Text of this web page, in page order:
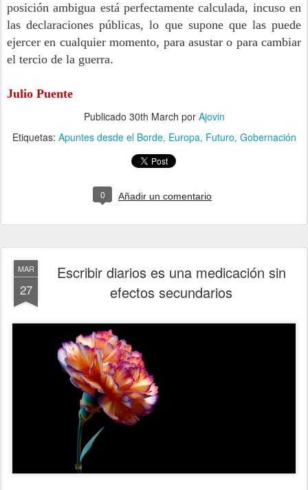
posición ambigua está perfectamente calculada, incuso en
las declaraciones públicas, lo que supone que las puede
ejercer en cualquier momento, para asustar o para cambiar
el tercio de la guerra.
Julio Puente
Publicado 30th March por Ajovin
Etiquetas: Apuntes desde el Borde Europa Futuro Gobernación
0 Añadir un comentario
MAR
27
Escribir diarios es una medicación sin
efectos secundarios